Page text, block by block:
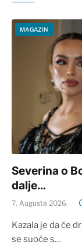
MAGAZIN
Severina o
dalje…
7. Augusta 2026.
Kazala je da će
se suoče s…